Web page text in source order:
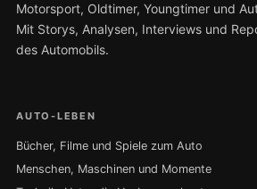
Motorsport, Oldtimer, Youngtimer und
Mit Storys, Analysen, Interviews und
des Automobils.
AUTO-LEBEN
Bücher, Filme und Spiele zum Auto
Menschen, Maschinen und Momente